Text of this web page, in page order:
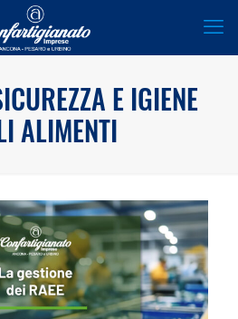
E IGIENE
ALIMENTI